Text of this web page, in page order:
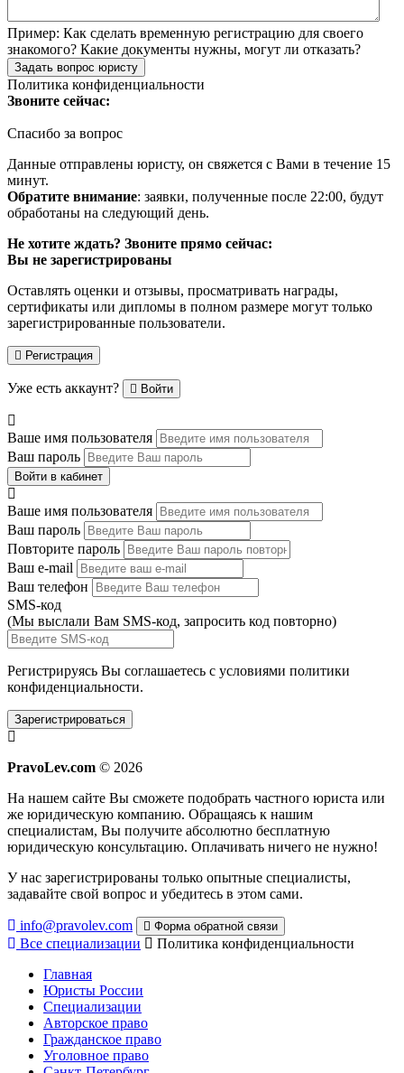
Пример: Как сделать временную регистрацию для своего
знакомого? Какие документы нужны, могут ли отказать?
Задать вопрос юристу
Политика конфиденциальности
Звоните сейчас:
Спасибо за вопрос
Данные отправлены юристу, он свяжется с Вами в течение 15
минут.
Обратите внимание: заявки, полученные после 22:00, будут
обработаны на следующий день.
Не хотите ждать? Звоните прямо сейчас:
Вы не зарегистрированы
Оставлять оценки и отзывы, просматривать награды,
сертификаты или дипломы в полном размере могут только
зарегистрированные пользователи.
Регистрация
Уже есть аккаунт? Войти
Ваше имя пользователя
Ваш пароль
Войти в кабинет
Ваше имя пользователя
Ваш пароль
Повторите пароль
Ваш e-mail
Ваш телефон
SMS-код
(Мы выслали Вам SMS-код, запросить код повторно)
Регистрируясь Вы соглашаетесь с условиями политики
конфиденциальности.
Зарегистрироваться
PravoLev.com © 2026
На нашем сайте Вы сможете подобрать частного юриста или
же юридическую компанию. Обращаясь к нашим
специалистам, Вы получите абсолютно бесплатную
юридическую консультацию. Оплачивать ничего не нужно!
У нас зарегистрированы только опытные специалисты,
задавайте свой вопрос и убедитесь в этом сами.
info@pravolev.com Форма обратной связи
Все специализации
Политика конфиденциальности
Главная
Юристы России
Специализации
Авторское право
Гражданское право
Уголовное право